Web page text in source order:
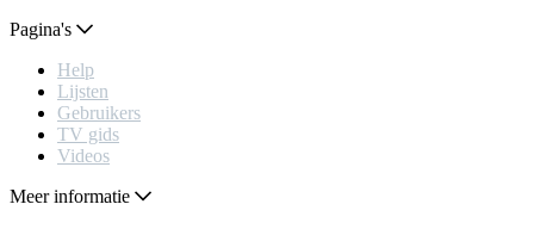
Pagina's
Help
Lijsten
Gebruikers
TV gids
Videos
Meer informatie